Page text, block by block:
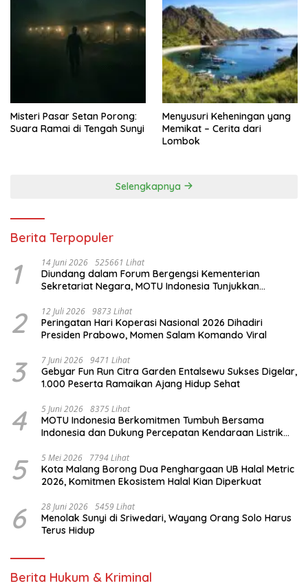
Misteri Pasar Setan Porong:
Suara Ramai di Tengah Sunyi
Menyusuri Keheningan yang
Memikat – Cerita dari
Lombok
Selengkapnya
Berita Terpopuler
1 14 Juni 2026 525661 Lihat
Diundang dalam Forum Bergengsi Kementerian
Sekretariat Negara, MOTU Indonesia Tunjukkan
2 12 Juli 2026 9873 Lihat
Peringatan Hari Koperasi Nasional 2026 Dihadiri
Presiden Prabowo, Momen Salam Komando Viral
3 7 Juni 2026 9471 Lihat
Gebyar Fun Run Citra Garden Entalsewu Sukses Digelar,
1.000 Peserta Ramaikan Ajang Hidup Sehat
4 5 Juni 2026 8375 Lihat
MOTU Indonesia Berkomitmen Tumbuh Bersama
Indonesia dan Dukung Percepatan Kendaraan Listrik
5 5 Mei 2026 7794 Lihat
Kota Malang Borong Dua Penghargaan UB Halal Metric
2026, Komitmen Ekosistem Halal Kian Diperkuat
6 28 Juni 2026 5459 Lihat
Menolak Sunyi di Sriwedari, Wayang Orang Solo Harus
Terus Hidup
Berita Hukum & Kriminal